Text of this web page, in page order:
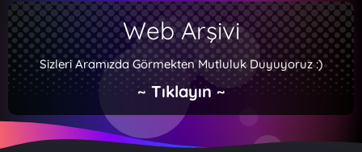
Web Arşivi
Sizleri Aramızda Görmekten Mutluluk Duyuyoruz :)
~ Tıklayın ~